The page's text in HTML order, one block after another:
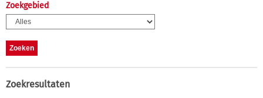
Zoekgebied
Zoekresultaten